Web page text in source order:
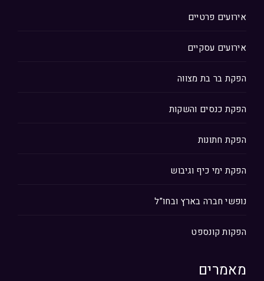
אירועים פרטיים
אירועים עסקיים
הפקת בר בת מצווה
הפקת כנסים והשקות
הפקת חתונות
הפקת ימי כיף וגיבוש
נופשי חברה בארץ ובחו”ל
הפקות קונספט
מאמרים